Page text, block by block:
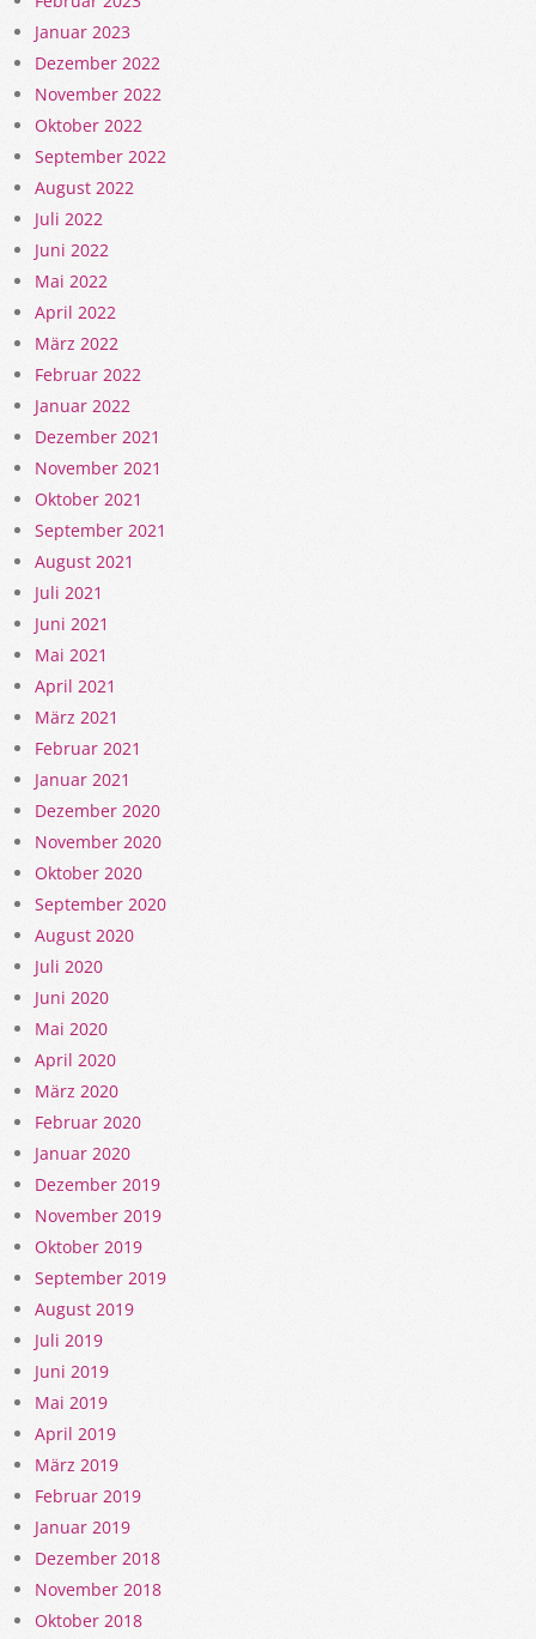
Januar 2023
Dezember 2022
November 2022
Oktober 2022
September 2022
August 2022
Juli 2022
Juni 2022
Mai 2022
April 2022
März 2022
Februar 2022
Januar 2022
Dezember 2021
November 2021
Oktober 2021
September 2021
August 2021
Juli 2021
Juni 2021
Mai 2021
April 2021
März 2021
Februar 2021
Januar 2021
Dezember 2020
November 2020
Oktober 2020
September 2020
August 2020
Juli 2020
Juni 2020
Mai 2020
April 2020
März 2020
Februar 2020
Januar 2020
Dezember 2019
November 2019
Oktober 2019
September 2019
August 2019
Juli 2019
Juni 2019
Mai 2019
April 2019
März 2019
Februar 2019
Januar 2019
Dezember 2018
November 2018
Oktober 2018